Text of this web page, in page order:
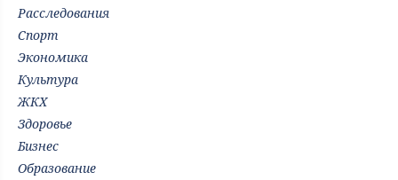
Расследования
Спорт
Экономика
Культура
ЖКХ
Здоровье
Бизнес
Образование